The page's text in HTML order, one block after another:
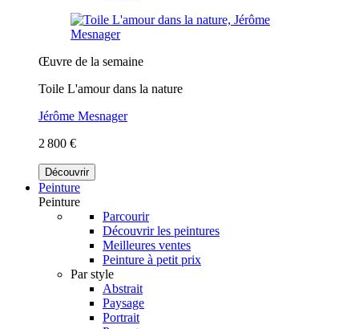
Œuvre de la semaine
Toile L'amour dans la nature
Jérôme Mesnager
2 800 €
Découvrir
Peinture
Peinture
Parcourir
Découvrir les peintures
Meilleures ventes
Peinture à petit prix
Par style
Abstrait
Paysage
Portrait